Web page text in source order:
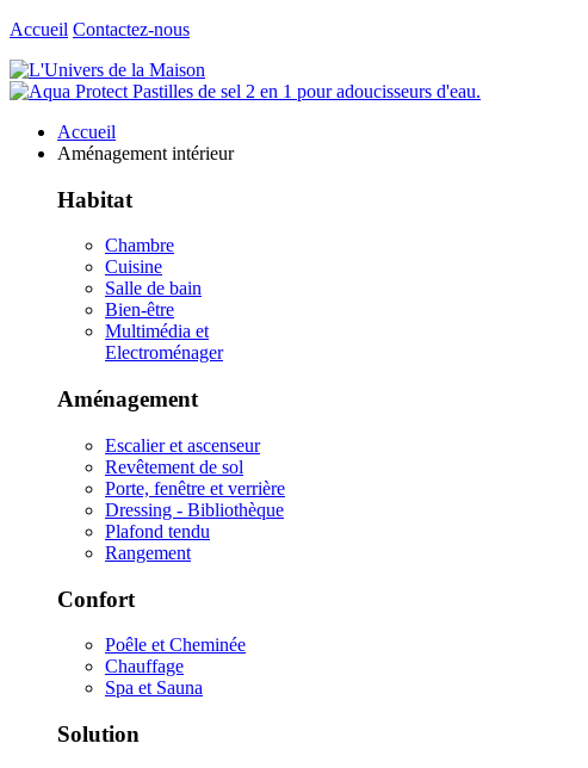
Accueil Contactez-nous
Accueil
Aménagement intérieur
Habitat
Chambre
Cuisine
Salle de bain
Bien-être
Multimédia et
Electroménager
Aménagement
Escalier et ascenseur
Revêtement de sol
Porte, fenêtre et verrière
Dressing - Bibliothèque
Plafond tendu
Rangement
Confort
Poêle et Cheminée
Chauffage
Spa et Sauna
Solution